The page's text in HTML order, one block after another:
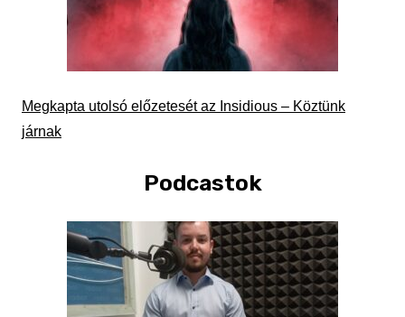
Megkapta utolsó előzetesét az Insidious – Köztünk
járnak
Podcastok